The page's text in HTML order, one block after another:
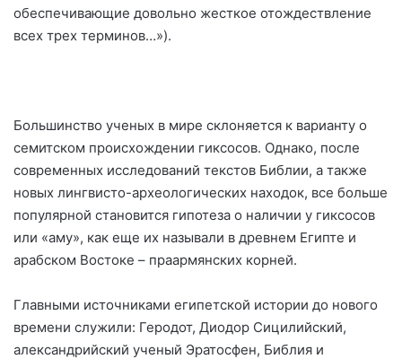
обеспечивающие довольно жесткое отождествление
всех трех терминов…»).
Большинство ученых в мире склоняется к варианту о
семитском происхождении гиксосов. Однако, после
современных исследований текстов Библии, а также
новых лингвисто-археологических находок, все больше
популярной становится гипотеза о наличии у гиксосов
или «аму», как еще их называли в древнем Египте и
арабском Востоке – праармянских корней.
Главными источниками египетской истории до нового
времени служили: Геродот, Диодор Сицилийский,
александрийский ученый Эратосфен, Библия и